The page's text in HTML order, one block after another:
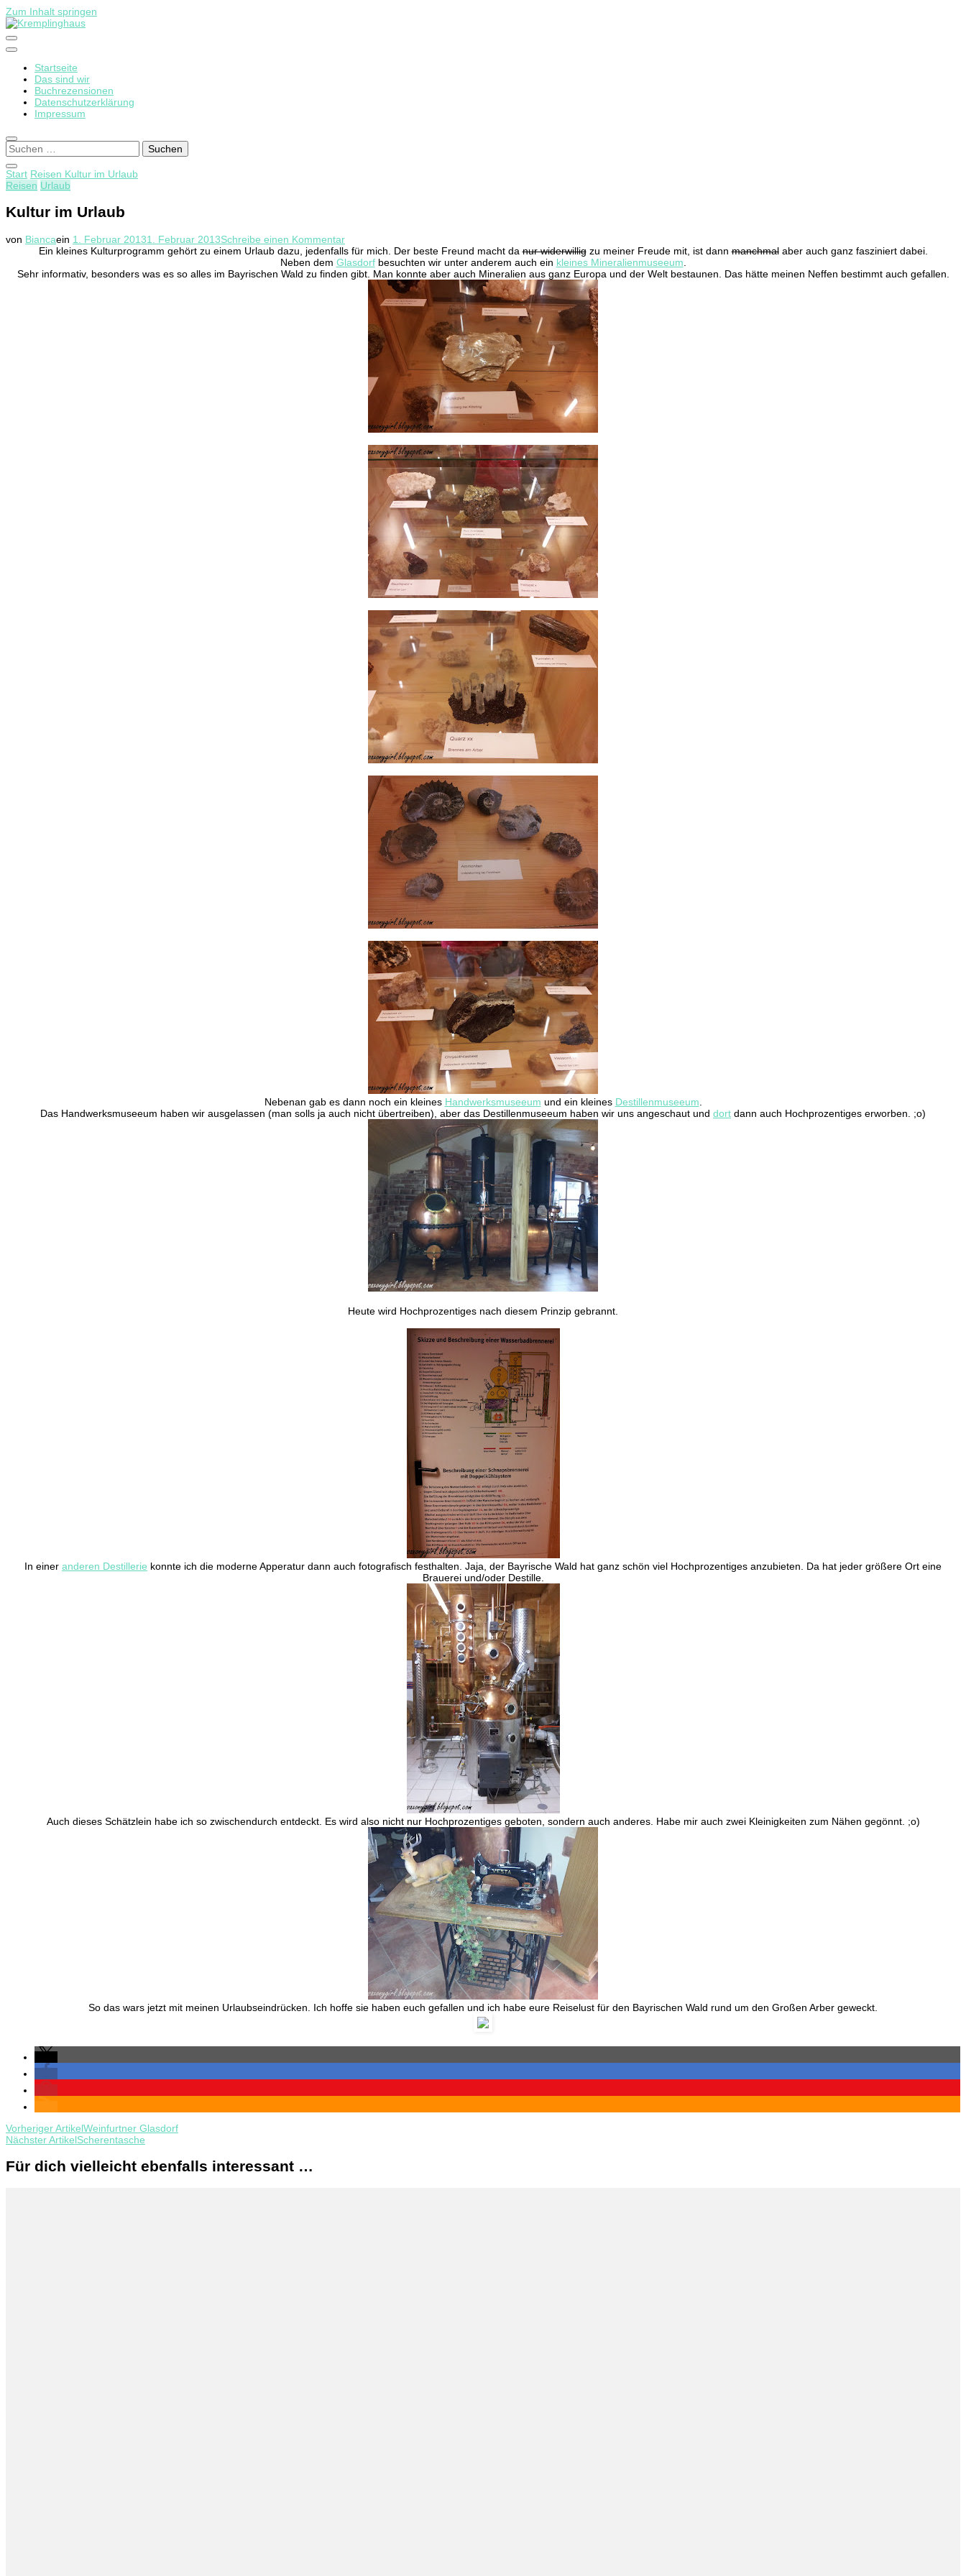
Zum Inhalt springen
Kremplinghaus
Startseite
Das sind wir
Buchrezensionen
Datenschutzerklärung
Impressum
Suchen
nach:
Start Reisen Kultur im Urlaub
Reisen Urlaub
Kultur im Urlaub
von Biancaein 1. Februar 20131. Februar 2013Schreibe einen Kommentarzu
Kultur
im
Urlaub
Ein kleines Kulturprogramm gehört zu einem Urlaub dazu, jedenfalls für mich. Der beste Freund macht danur widerwilligzu meiner Freude mit, ist dannmanchmalaber auch ganz fasziniert dabei.
Neben dem Glasdorfbesuchten wir unter anderem auch ein kleines Mineralienmuseeum
Sehr informativ, besonders was es so alles im Bayrischen Wald zu finden gibt. Man konnte aber auch Mineralien aus ganz Europa und der Welt bestaunen. Das hätte meinen Neffen bestimmt auch gefallen.
Nebenan gab es dann noch ein kleines Handwerksmuseeum und ein kleines Destillenmuseeum
Das Handwerksmuseeum haben wir ausgelassen (man solls ja auch nicht übertreiben), aber das Destillenmuseeum haben wir uns angeschaut und dort dann auch Hochprozentiges erworben. ;o)
Heute wird Hochprozentiges nach diesem Prinzip gebrannt.
In einer anderen Destillerie konnte ich die moderne Apperatur dann auch fotografisch festhalten. Jaja, der Bayrische Wald hat ganz schön viel Hochprozentiges anzubieten. Da hat jeder größere Ort eine
Brauerei und/oder Destille.
Auch dieses Schätzlein habe ich so zwischendurch entdeckt. Es wird also nicht nur Hochprozentiges geboten, sondern auch anderes. Habe mir auch zwei Kleinigkeiten zum Nähen gegönnt. ;o)
So das wars jetzt mit meinen Urlaubseindrücken. Ich hoffe sie haben euch gefallen und ich habe eure Reiselust für den Bayrischen Wald rund um den Großen Arber geweckt.
Beitragsnavigation
Vorheriger ArtikelWeinfurtner Glasdorf
Nächster ArtikelScherentasche
Für dich vielleicht ebenfalls interessant …